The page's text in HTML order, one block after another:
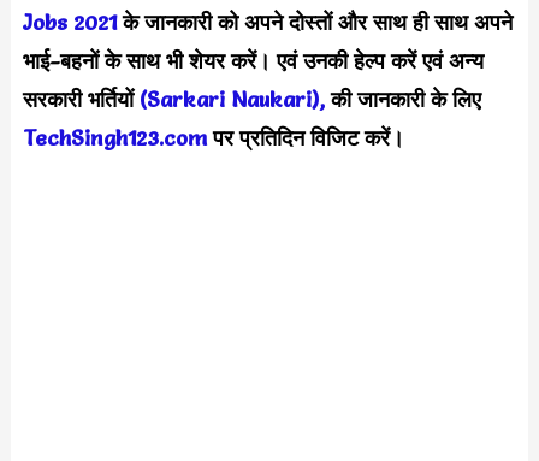
Jobs 2021के जानकारी को अपने दोस्तों और साथ ही साथ अपने
भाई-बहनों के साथ भी शेयर करें। एवं उनकी हेल्प करें एवं अन्य
सरकारी भर्तियों (Sarkari Naukari),की जानकारी के लिए
TechSingh123.comपर प्रतिदिन विजिट करें।